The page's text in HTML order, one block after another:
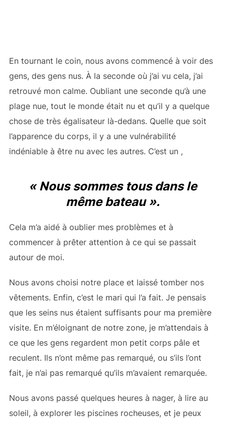
En tournant le coin, nous avons commencé à voir des
gens, des gens nus. À la seconde où j’ai vu cela, j’ai
retrouvé mon calme. Oubliant une seconde qu’à une
plage nue, tout le monde était nu et qu’il y a quelque
chose de très égalisateur là-dedans. Quelle que soit
l’apparence du corps, il y a une vulnérabilité
indéniable à être nu avec les autres. C’est un ,
« Nous sommes tous dans le
même bateau ».
Cela m’a aidé à oublier mes problèmes et à
commencer à prêter attention à ce qui se passait
autour de moi.
Nous avons choisi notre place et laissé tomber nos
vêtements. Enfin, c’est le mari qui l’a fait. Je pensais
que les seins nus étaient suffisants pour ma première
visite. En m’éloignant de notre zone, je m’attendais à
ce que les gens regardent mon petit corps pâle et
reculent. Ils n’ont même pas remarqué, ou s’ils l’ont
fait, je n’ai pas remarqué qu’ils m’avaient remarquée.
Nous avons passé quelques heures à nager, à lire au
soleil, à explorer les piscines rocheuses, et je peux